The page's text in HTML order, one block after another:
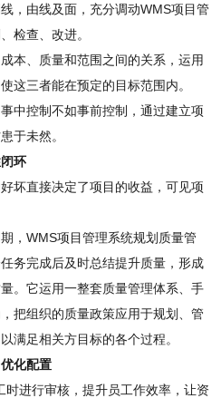
，由线及面，充分调动WMS项目管
检查、改进。
本、质量和范围之间的关系，运用
这三者能在预定的目标范围内。
中控制不如事前控制，通过建立项
于未然。
环
坏直接决定了项目的收益，可见项
，WMS项目管理系统规划质量管
务完成后及时总结提升质量，形成
。它运用一整套质量管理体系、手
把组织的质量政策应用于规划、管
满足相关方目标的各个过程。
化配置
进行审核，提升员工作效率，让资